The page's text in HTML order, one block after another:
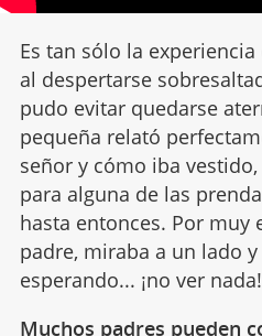
Es tan sólo la
al despertarse
pudo evitar quedarse
pequeña relató
señor y cómo iba
para alguna de las
hasta entonces. Por muy
padre, miraba a un lado
esperando... ¡no ver nada!
Muchos padres pueden